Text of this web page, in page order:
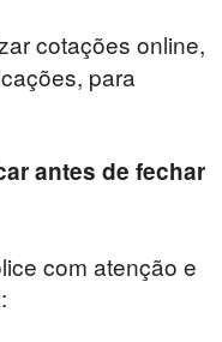
cotações online,
para
antes de fechar
com atenção e